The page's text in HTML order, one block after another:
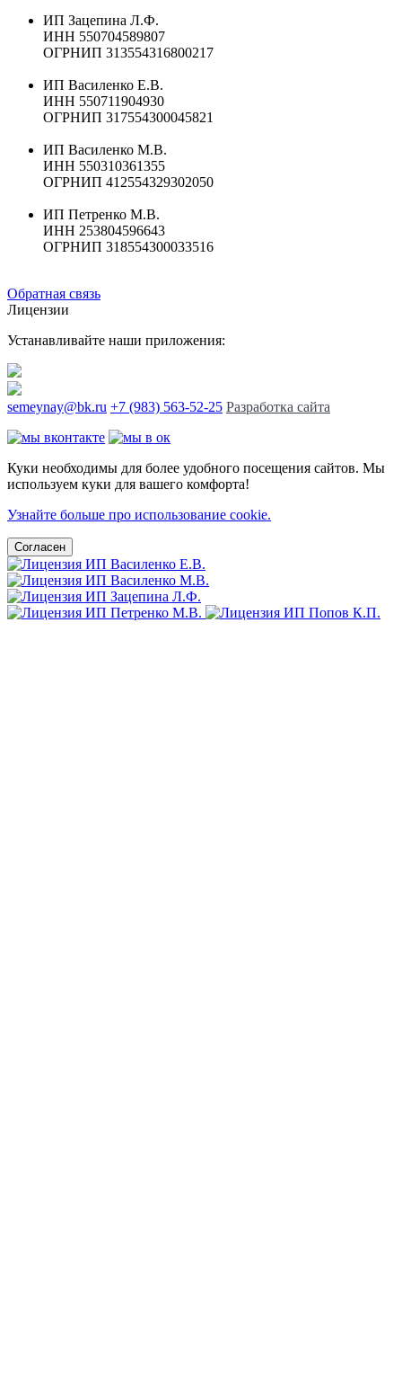
ИП Зацепина Л.Ф.
ИНН 550704589807
ОГРНИП 313554316800217
ИП Василенко Е.В.
ИНН 550711904930
ОГРНИП 317554300045821
ИП Василенко М.В.
ИНН 550310361355
ОГРНИП 412554329302050
ИП Петренко М.В.
ИНН 253804596643
ОГРНИП 318554300033516
Обратная связь
Лицензии
Устанавливайте наши приложения:
semeynay@bk.ru +7 (983) 563-52-25 Разработка сайта
Куки необходимы для более удобного посещения сайтов. Мы
используем куки для вашего комфорта!
Узнайте больше про использование cookie.
Согласен